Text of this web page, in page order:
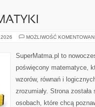
MOŻLIWOŚĆ
SuperMatma.pl to
poświęcony matematyce,
wzorów, równań i
zrozumiały. Strona
osobach, które chcą